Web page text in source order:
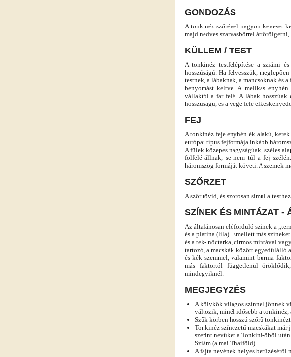
GONDOZÁS
A tonkinéz szőrével nagyon keveset
majd nedves szarvasbőrrel
KÜLLEM / TEST
A tonkinéz testfelépítése a sziámi
hosszúságú. Ha felvesszük,
testnek, a lábaknak, a mancsoknak és
benyomást keltve. A mellkas
vállaktól a far felé. A lábak hosszúak
hosszúságú, és a vége felé
FEJ
A tonkinéz feje enyhén ék alakú,
európai típus fejformája inkább
A fülek közepes nagyságúak, széles
fölfelé állnak, se nem túl a fej
háromszög formáját követi. A szemek
SZŐRZET
A szőr rövid, és szorosan simul a
SZÍNEK ÉS MINTÁZAT -
Az általánosan előforduló színek a
és a platina (lila). Emellett más
és a tek- nőctarka, cirmos mintával
tartozó, a macskák között egyedülálló
és kék szemmel, valamint burma
más faktortól függetlenül
mindegyiknél.
MEGJEGYZÉS
A kölykök világos színnel jönnek
változik, minél idősebb a tonkinéz,
Szűk körben hosszú szőrű
Tonkinéz színezetű macskákat
szerint nevüket a Tonkini-öböl
Sziám (a mai Thaiföld).
A fajta nevének helyes betűzéséről